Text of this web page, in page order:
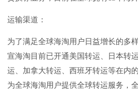
运输渠道：
为了满足全球海淘用户日益增长的多
宣海淘目前已开通美国转运、日本转
运、加拿大转运、西班牙转运等在内
为全球海淘用户提供全球转运服务，